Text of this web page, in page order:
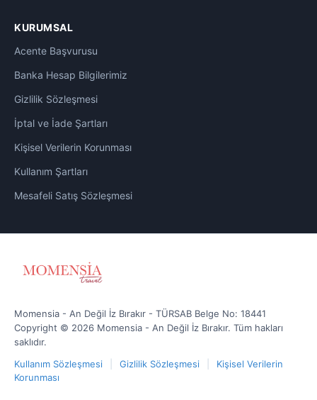
KURUMSAL
Acente Başvurusu
Banka Hesap Bilgilerimiz
Gizlilik Sözleşmesi
İptal ve İade Şartları
Kişisel Verilerin Korunması
Kullanım Şartları
Mesafeli Satış Sözleşmesi
Momensia - An Değil İz Bırakır - TÜRSAB Belge No: 18441
Copyright © 2026 Momensia - An Değil İz Bırakır. Tüm hakları
saklıdır.
Kullanım Sözleşmesi
Gizlilik Sözleşmesi
Kişisel Verilerin
Korunması